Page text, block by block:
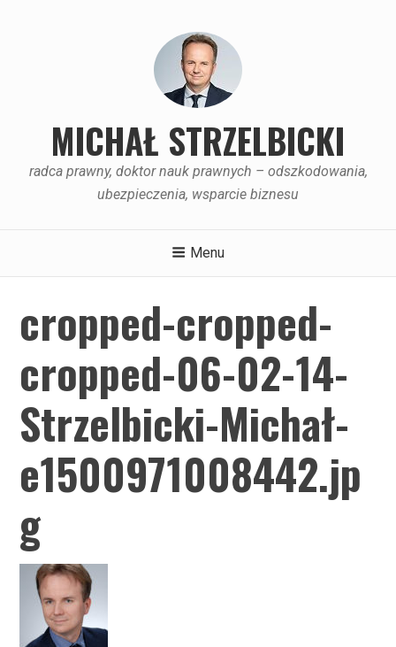
MICHAŁ STRZELBICKI
radca prawny, doktor nauk prawnych – odszkodowania,
ubezpieczenia, wsparcie biznesu
Menu
cropped-cropped-
cropped-06-02-14-
Strzelbicki-Michał-
e1500971008442.jp
g